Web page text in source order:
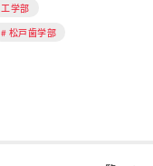
工学部
松戸歯学部